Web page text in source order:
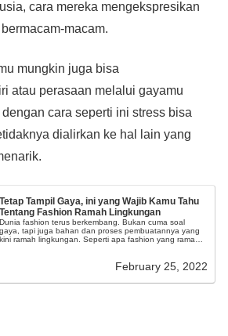
cara mereka mengekspresikan
macam.
mungkin juga bisa
atau perasaan melalui gayamu
cara seperti ini stress bisa
dialirkan ke hal lain yang
Tetap Tampil Gaya, ini yang Wajib Kamu Tahu
Tentang Fashion Ramah Lingkungan
Dunia fashion terus berkembang. Bukan cuma soal
gaya, tapi juga bahan dan proses pembuatannya yang
kini ramah lingkungan. Seperti apa fashion yang ramah
February 25, 2022